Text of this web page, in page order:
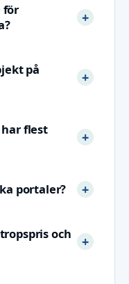
för
på
flest
portaler?
och